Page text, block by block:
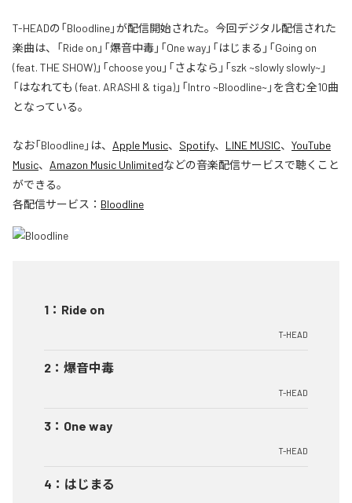
T-HEADの「Bloodline」が配信開始された。今回デジタル配信された
楽曲は、「Ride on」「爆音中毒」「One way」「はじまる」「Going on
(feat. THE SHOW)」「choose you」「さよなら」「szk ~slowly slowly~」
「はなれても (feat. ARASHI & tiga)」「Intro ~Bloodline~」を含む全10曲
となっている。
なお「Bloodline」は、 Apple Music、 Spotify、 LINE MUSIC、 YouTube
Music、 Amazon Music Unlimitedなどの音楽配信サービスで聴くこと
ができる。
各配信サービス： Bloodline
1 ： Ride on
T-HEAD
2 ： 爆音中毒
T-HEAD
3 ： One way
T-HEAD
4 ： はじまる